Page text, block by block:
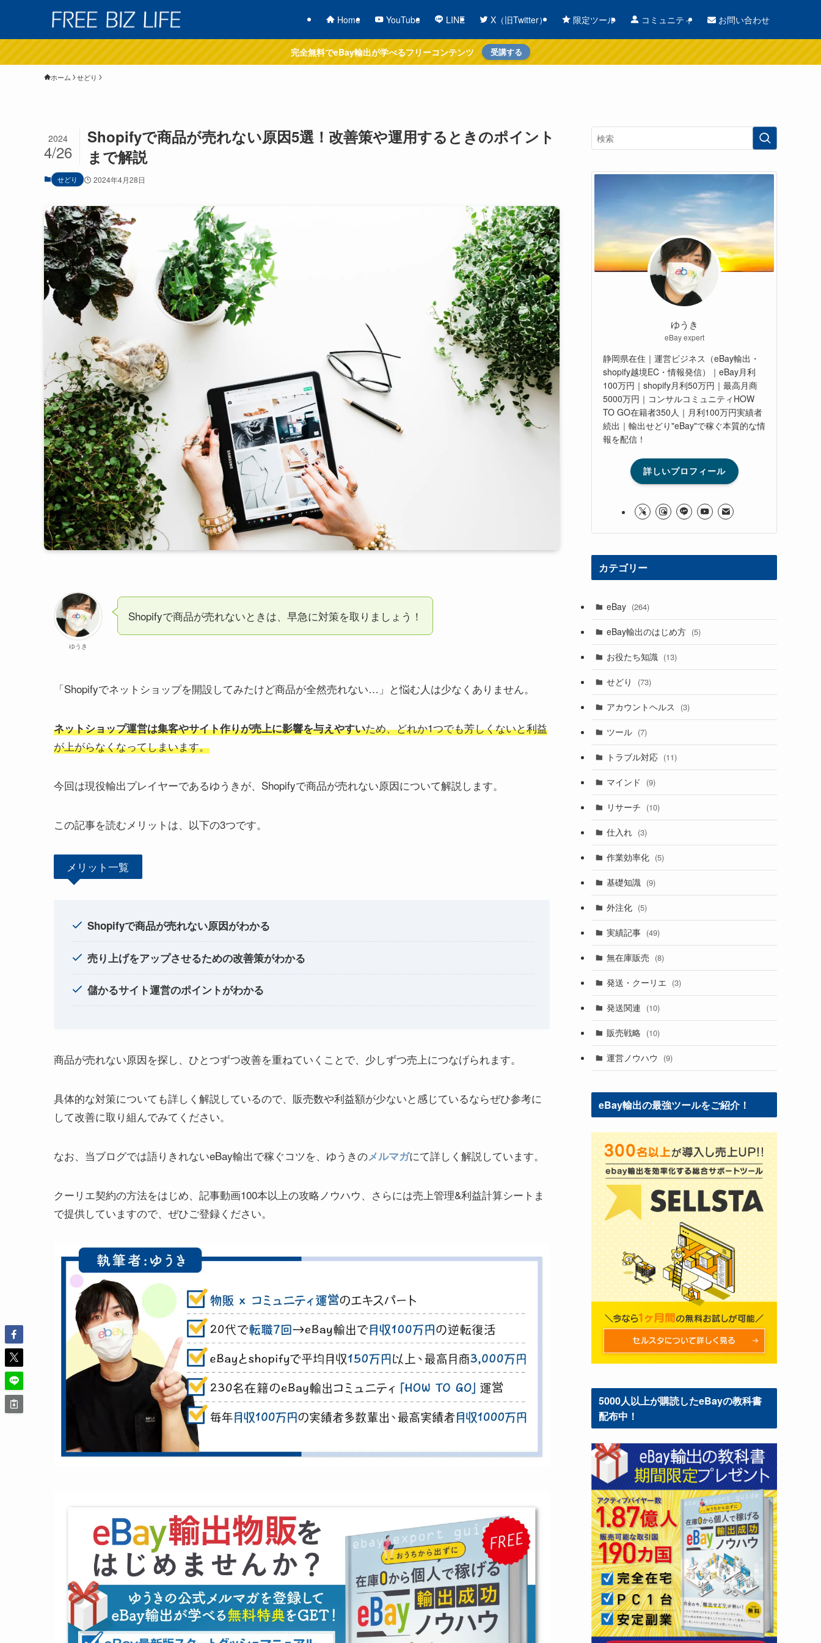
Home YouTube LINE X（旧Twitter） 限定ツール コミュニティ お問い合わせ
完全無料でeBay輸出が学べるフリーコンテンツ 受講する
ホーム せどり
Shopifyで商品が売れない原因5選！改善策や運用するときのポイント
まで解説
2024
4/26
せどり 2024年4月28日
ゆうき
Shopifyで商品が売れないときは、早急に対策を取りましょう！
「Shopifyでネットショップを開設してみたけど商品が全然売れない…」と悩む人は少なくありません。
ネットショップ運営は集客やサイト作りが売上に影響を与えやすいため、どれか1つでも芳しくないと利益
が上がらなくなってしまいます。
今回は現役輸出プレイヤーであるゆうきが、Shopifyで商品が売れない原因について解説します。
この記事を読むメリットは、以下の3つです。
メリット一覧
Shopifyで商品が売れない原因がわかる
売り上げをアップさせるための改善策がわかる
儲かるサイト運営のポイントがわかる
商品が売れない原因を探し、ひとつずつ改善を重ねていくことで、少しずつ売上につなげられます。
具体的な対策についても詳しく解説しているので、販売数や利益額が少ないと感じているならぜひ参考に
して改善に取り組んでみてください。
なお、当ブログでは語りきれないeBay輸出で稼ぐコツを、ゆうきのメルマガにて詳しく解説しています。
クーリエ契約の方法をはじめ、記事動画100本以上の攻略ノウハウ、さらには売上管理&利益計算シートま
で提供していますので、ぜひご登録ください。
ゆうき
eBay expert
静岡県在住｜運営ビジネス（eBay輸出・
shopify越境EC・情報発信）｜eBay月利
100万円｜shopify月利50万円｜最高月商
5000万円｜コンサルコミュニティHOW
TO GO在籍者350人｜月利100万円実績者
続出｜輸出せどり"eBay"で稼ぐ本質的な情
報を配信！
詳しいプロフィール
カテゴリー
eBay (264)
eBay輸出のはじめ方 (5)
お役たち知識 (13)
せどり (73)
アカウントヘルス (3)
ツール (7)
トラブル対応 (11)
マインド (9)
リサーチ (10)
仕入れ (3)
作業効率化 (5)
基礎知識 (9)
外注化 (5)
実績記事 (49)
無在庫販売 (8)
発送・クーリエ (3)
発送関連 (10)
販売戦略 (10)
運営ノウハウ (9)
eBay輸出の最強ツールをご紹介！
5000人以上が購読したeBayの教科書
配布中！